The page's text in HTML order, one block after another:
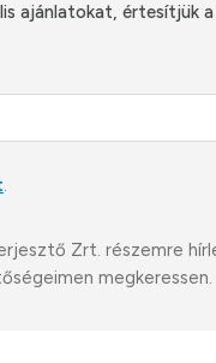
ajánlatokat, értesítjük
.
Zrt. részemre
megkeressen.